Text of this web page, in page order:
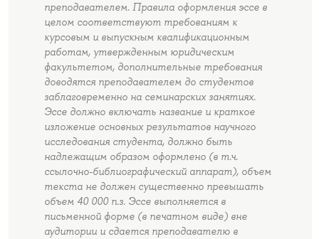
преподавателем. Правила оформления эссе в
целом соответствуют требованиям к
курсовым и выпускным квалификационным
работам, утвержденным юридическим
факультетом, дополнительные требования
доводятся преподавателем до студентов
заблаговременно на семинарских занятиях.
Эссе должно включать название и краткое
изложение основных результатов научного
исследования студента, должно быть
надлежащим образом оформлено (в т.ч.
ссылочно-библиографический аппарат), объем
текста не должен существенно превышать
объем 40 000 п.з. Эссе выполняется в
письменной форме (в печатном виде) вне
аудитории и сдается преподавателю в